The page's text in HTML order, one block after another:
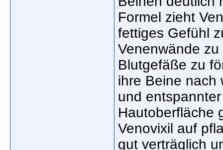
Formel zieht
fettiges Gefühl
Venenwände
Blutgefäße zu
ihre Beine nach
und
Hautoberfläche
Venovixil auf
gut verträglich